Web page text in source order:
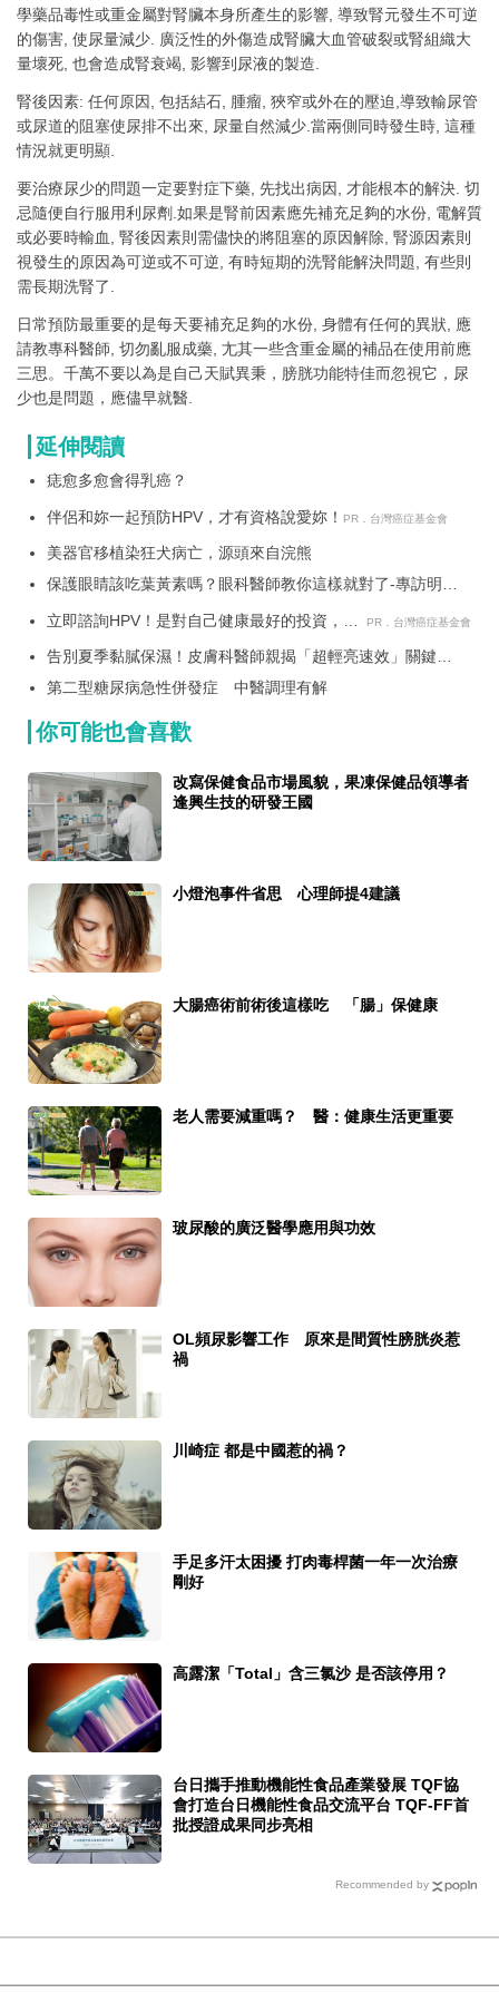
學藥品毒性或重金屬對腎臟本身所產生的影響, 導致腎元發生不可逆
的傷害, 使尿量減少. 廣泛性的外傷造成腎臟大血管破裂或腎組織大
量壞死, 也會造成腎衰竭, 影響到尿液的製造.
腎後因素: 任何原因, 包括結石, 腫瘤, 狹窄或外在的壓迫,導致輸尿管
或尿道的阻塞使尿排不出來, 尿量自然減少.當兩側同時發生時, 這種
情況就更明顯.
要治療尿少的問題一定要對症下藥, 先找出病因, 才能根本的解決. 切
忌隨便自行服用利尿劑.如果是腎前因素應先補充足夠的水份, 電解質
或必要時輸血, 腎後因素則需儘快的將阻塞的原因解除, 腎源因素則
視發生的原因為可逆或不可逆, 有時短期的洗腎能解決問題, 有些則
需長期洗腎了.
日常預防最重要的是每天要補充足夠的水份, 身體有任何的異狀, 應
請教專科醫師, 切勿亂服成藥, 尢其一些含重金屬的補品在使用前應
三思。千萬不要以為是自己天賦異秉，膀胱功能特佳而忽視它，尿
少也是問題，應儘早就醫.
延伸閱讀
痣愈多愈會得乳癌？
伴侶和妳一起預防HPV，才有資格說愛妳！ PR．台灣癌症基金會
美器官移植染狂犬病亡，源頭來自浣熊
保護眼睛該吃葉黃素嗎？眼科醫師教你這樣就對了-專訪明明
立即諮詢HPV！是對自己健康最好的投資，把
PR．台灣癌症基金會
告別夏季黏膩保濕！皮膚科醫師親揭「超輕亮速效」關鍵
+176%極速補水*！BIODERMA ＃快充補水瓶 挑戰最輕水亮
境界！
第二型糖尿病急性併發症 中醫調理有解
你可能也會喜歡
改寫保健食品市場風貌，果凍保健品領導者
逢興生技的研發王國
小燈泡事件省思 心理師提4建議
大腸癌術前術後這樣吃 「腸」保健康
老人需要減重嗎？ 醫：健康生活更重要
玻尿酸的廣泛醫學應用與功效
OL頻尿影響工作 原來是間質性膀胱炎惹
禍
川崎症 都是中國惹的禍？
手足多汗太困擾 打肉毒桿菌一年一次治療
剛好
高露潔「Total」含三氯沙 是否該停用？
台日攜手推動機能性食品產業發展 TQF協
會打造台日機能性食品交流平台 TQF-FF首
批授證成果同步亮相
Recommended by